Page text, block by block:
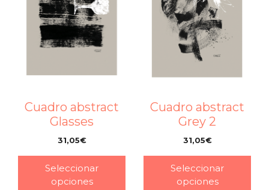
Cuadro abstract
Glasses
31,05€
Seleccionar
opciones
Cuadro abstract
Grey 2
31,05€
Seleccionar
opciones